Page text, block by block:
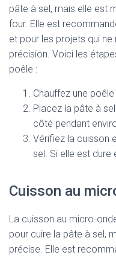
pâte à sel, mais elle est
four. Elle est
et pour les projets qui
précision. Voici les
poêle :
Chauffez une
Placez la pâte à
côté pendant
Vérifiez la cuisson
sel. Si elle est dure
Cuisson au
La cuisson au micro-
pour cuire la pâte à sel,
précise. Elle est